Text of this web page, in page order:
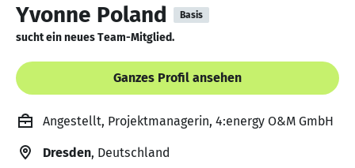
Yvonne Poland Basis
sucht ein neues Team-Mitglied.
Ganzes Profil ansehen
Angestellt, Projektmanagerin, 4:energy O&M GmbH
Dresden, Deutschland